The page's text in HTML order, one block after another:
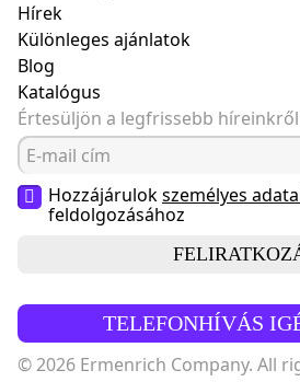
Hírek
Különleges ajánlatok
Blog
Katalógus
Értesüljön a legfrissebb
Hozzájárulokszemélyes
feldolgozásához
TELEFONHÍVÁS
© 2026 Ermenrich Company. All